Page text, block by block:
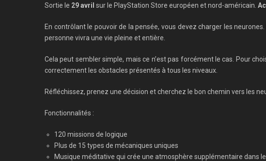
Sortie le 29 avril sur le PlayStation Store européen et nord-américain.
En contrôlant le pouvoir de la pensée, vous devez charger les
personne vivra une vie pleine et entière.
Cela peut sembler simple, mais ce n’est pas forcément le cas. Pour
correctement les obstacles présentés à tous les niveaux.
Réfléchissez, prenez une décision et cherchez le bon chemin vers les
Fonctionnalités :
120 missions de logique
Plus de 15 types de mécaniques uniques
Musique méditative qui crée une atmosphère supplémentaire dans